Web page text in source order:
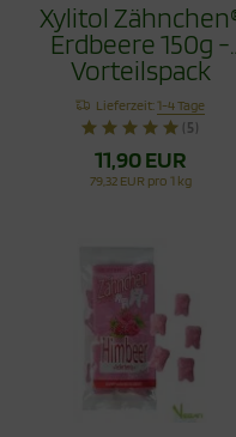
Xylitol
Erdbeere 150g -
Vorteilspack
Lieferzeit:1-4 Tage
(5)
11,90 EUR
79,32 EUR pro 1 kg